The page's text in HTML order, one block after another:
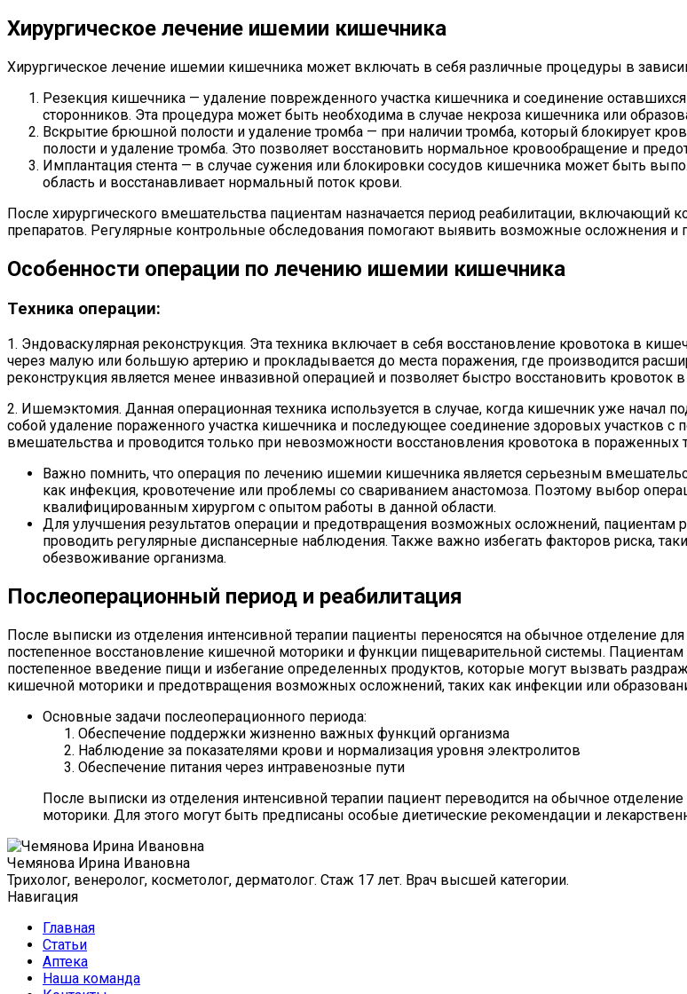
Хирургическое лечение ишемии кишечника
Хирургическое лечение ишемии кишечника может включать в себя различные процедуры в
Резекция кишечника — удаление поврежденного участка кишечника и соединение
сторонников. Эта процедура может быть необходима в случае некроза кишечника или
Вскрытие брюшной полости и удаление тромба — при наличии тромба, который блокирует
полости и удаление тромба. Это позволяет восстановить нормальное кровообращение и
Имплантация стента — в случае сужения или блокировки сосудов кишечника может быть
область и восстанавливает нормальный поток крови.
После хирургического вмешательства пациентам назначается период реабилитации,
препаратов. Регулярные контрольные обследования помогают выявить возможные осложнения и
Особенности операции по лечению ишемии кишечника
Техника операции:
1. Эндоваскулярная реконструкция. Эта техника включает в себя восстановление кровотока в
через малую или большую артерию и прокладывается до места поражения, где производится
реконструкция является менее инвазивной операцией и позволяет быстро восстановить кровоток
2. Ишемэктомия. Данная операционная техника используется в случае, когда кишечник уже начал
собой удаление пораженного участка кишечника и последующее соединение здоровых участков с
вмешательства и проводится только при невозможности восстановления кровотока в пораженных
Важно помнить, что операция по лечению ишемии кишечника является серьезным
как инфекция, кровотечение или проблемы со свариванием анастомоза. Поэтому выбор
квалифицированным хирургом с опытом работы в данной области.
Для улучшения результатов операции и предотвращения возможных осложнений, пациентам
проводить регулярные диспансерные наблюдения. Также важно избегать факторов риска,
обезвоживание организма.
Послеоперационный период и реабилитация
После выписки из отделения интенсивной терапии пациенты переносятся на обычное отделение
постепенное восстановление кишечной моторики и функции пищеварительной системы.
постепенное введение пищи и избегание определенных продуктов, которые могут вызвать
кишечной моторики и предотвращения возможных осложнений, таких как инфекции или
Основные задачи послеоперационного периода:
Обеспечение поддержки жизненно важных функций организма
Наблюдение за показателями крови и нормализация уровня электролитов
Обеспечение питания через интравенозные пути
После выписки из отделения интенсивной терапии пациент переводится на обычное
моторики. Для этого могут быть предписаны особые диетические рекомендации и
Чемянова Ирина Ивановна
Трихолог, венеролог, косметолог, дерматолог. Стаж 17 лет. Врач высшей категории.
Навигация
Главная
Статьи
Аптека
Наша команда